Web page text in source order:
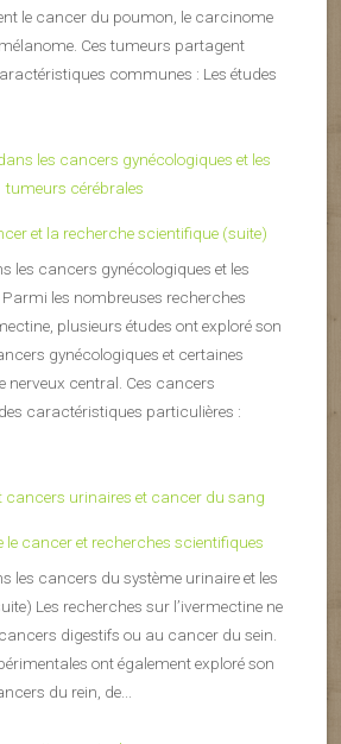
le cancer du poumon, le carcinome
Ces tumeurs partagent
communes : Les études
et la recherche scientifique (suite)
les cancers gynécologiques et les
les nombreuses recherches
plusieurs études ont exploré son
gynécologiques et certaines
nerveux central. Ces cancers
caractéristiques particulières :
le cancer et recherches scientifiques
les cancers du système urinaire et les
Les recherches sur l’ivermectine ne
digestifs ou au cancer du sein.
ont également exploré son
du rein, de...